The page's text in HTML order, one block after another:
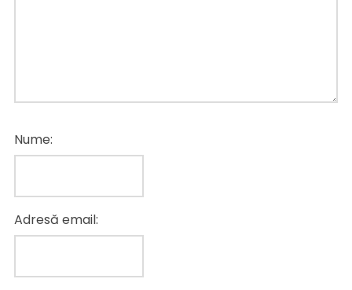
Nume:
Adresă email: